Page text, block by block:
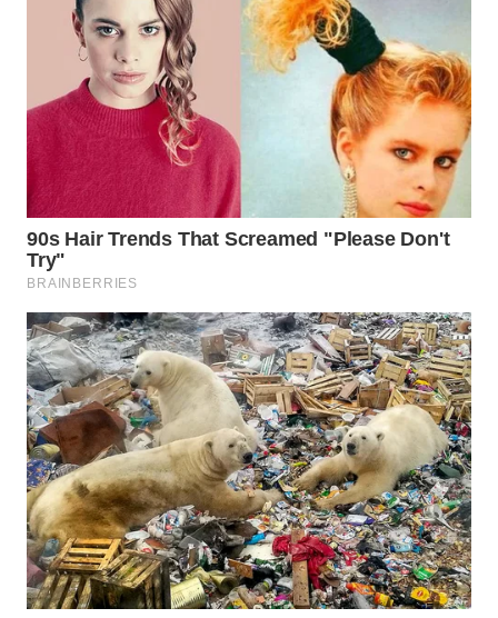
WN
NATUNA
WN
BINTAN
WN
MANDALIKA
WN
LIKUPANG
WN
LABUANBAJO
WN
BORNEO
Wahana
Media
Group